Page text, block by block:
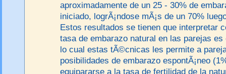
aproximadamente de un 25 - 30% de
iniciado, logrÃ¡ndose mÃ¡s de un 70%
Estos resultados se tienen que interpretar
tasa de embarazo natural en las parejas es
lo cual estas tÃ©cnicas les permite a
posibilidades de embarazo espontÃ¡neo
equipararse a la tasa de fertilidad de la